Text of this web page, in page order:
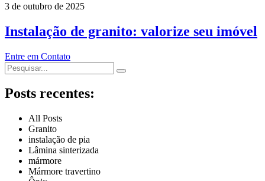
3 de outubro de 2025
Instalação de granito: valorize seu imóvel
Entre em Contato
Posts recentes:
All Posts
Granito
instalação de pia
Lâmina sinterizada
mármore
Mármore travertino